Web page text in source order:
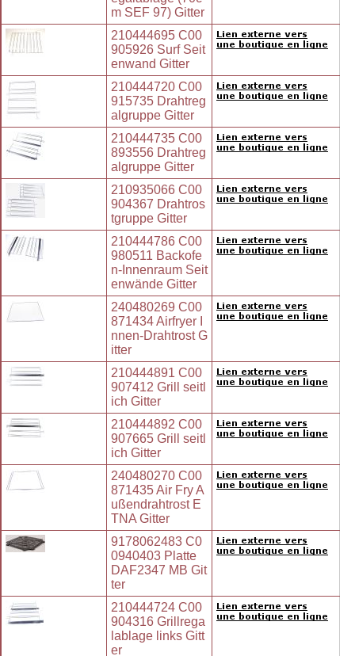
m SEF 97) Gitter
210444695 C00
905926 Surf Seit
enwand Gitter
210444720 C00
915735 Drahtreg
algruppe Gitter
210444735 C00
893556 Drahtreg
algruppe Gitter
210935066 C00
904367 Drahtros
tgruppe Gitter
210444786 C00
980511 Backofe
n-Innenraum Seit
enwände Gitter
240480269 C00
871434 Airfryer I
nnen-Drahtrost G
itter
210444891 C00
907412 Grill seitl
ich Gitter
210444892 C00
907665 Grill seitl
ich Gitter
240480270 C00
871435 Air Fry A
ußendrahtrost E
TNA Gitter
9178062483 C0
0940403 Platte
DAF2347 MB Git
ter
210444724 C00
904316 Grillrega
lablage links Gitt
er